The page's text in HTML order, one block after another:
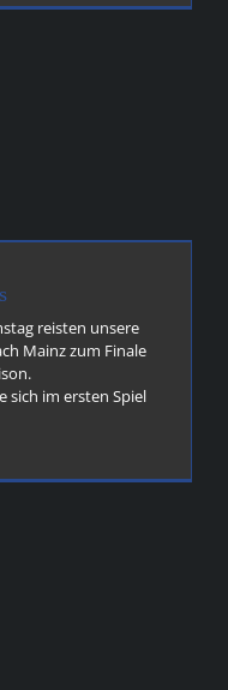
reisten unsere
Mainz zum Finale
sich im ersten Spiel